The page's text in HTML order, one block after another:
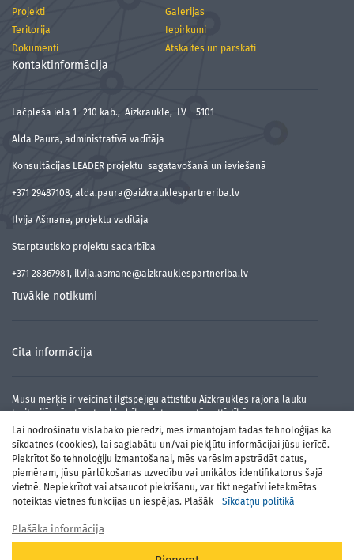
Lai nodrošinātu vislabāko pieredzi, mēs izmantojam tādas tehnoloģijas kā
sīkdatnes (cookies), lai saglabātu un/vai piekļūtu informācijai jūsu ierīcē.
Piekrītot šo tehnoloģiju izmantošanai, mēs varēsim apstrādāt datus,
piemēram, jūsu pārlūkošanas uzvedību vai unikālos identifikatorus šajā
vietnē. Nepiekrītot vai atsaucot piekrišanu, var tikt negatīvi ietekmētas
noteiktas vietnes funkcijas un iespējas. Plašāk - Sīkdatņu politikā
Plašāka informācija
Projekti
Galerijas
Teritorija
Iepirkumi
Dokumenti
Atskaites un pārskati
Kontaktinformācija
Lāčplēša iela 1- 210 kab., Aizkraukle, LV – 5101
Alda Paura, administratīvā vadītāja
Konsultācijas LEADER projektu sagatavošanā un ieviešanā
+371 29487108, alda.paura@aizkrauklespartneriba.lv
Ilvija Ašmane, projektu vadītāja
Starptautisko projektu sadarbība
+371 28367981, ilvija.asmane@aizkrauklespartneriba.lv
Tuvākie notikumi
Cita informācija
Mūsu mērķis ir veicināt ilgtspējīgu attīstību Aizkraukles rajona lauku
teritorijā, pārstāvot sabiedrības intereses tās attīstībā.
Atbalsta Zemkopības ministrija un Lauku atbalsta dienests